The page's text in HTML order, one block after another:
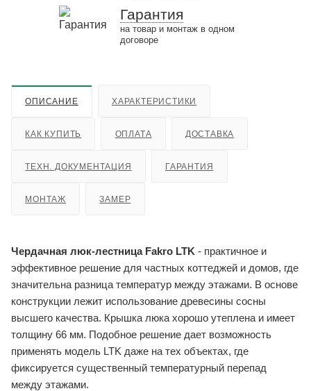
Гарантия
на товар и монтаж в одном
договоре
ОПИСАНИЕ ХАРАКТЕРИСТИКИ
КАК КУПИТЬ ОПЛАТА ДОСТАВКА
ТЕХН. ДОКУМЕНТАЦИЯ ГАРАНТИЯ
МОНТАЖ ЗАМЕР
Чердачная люк-лестница Fakro LTK - практичное и
эффективное решение для частных коттеджей и домов, где
значительна разница температур между этажами. В основе
конструкции лежит использование древесины сосны
высшего качества. Крышка люка хорошо утеплена и имеет
толщину 66 мм. Подобное решение дает возможность
применять модель LTK даже на тех объектах, где
фиксируется существенный температурный перепад
между этажами.